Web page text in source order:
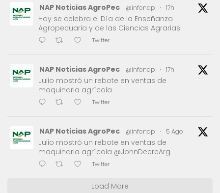
NAP Noticias AgroPec @infonap · 17h
Hoy se celebra el Día de la Enseñanza
Agropecuaria y de las Ciencias Agrarias
Twitter
NAP Noticias AgroPec @infonap · 17h
Julio mostró un rebote en ventas de
maquinaria agrícola
Twitter
NAP Noticias AgroPec @infonap · 5 Ago
Julio mostró un rebote en ventas de
maquinaria agrícola @JohnDeereArg
Twitter
Load More